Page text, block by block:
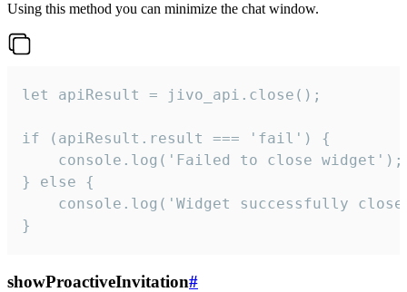
Using this method you can minimize the chat window.
let apiResult = jivo_api.close();
if (apiResult.result === 'fail') {
    console.log('Failed to close widget');
} else {
console.log('Widget successfully
}
showProactiveInvitation#